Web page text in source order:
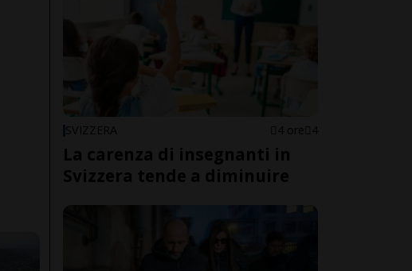
SVIZZERA 4 ore 4
La carenza di insegnanti in
Svizzera tende a diminuire